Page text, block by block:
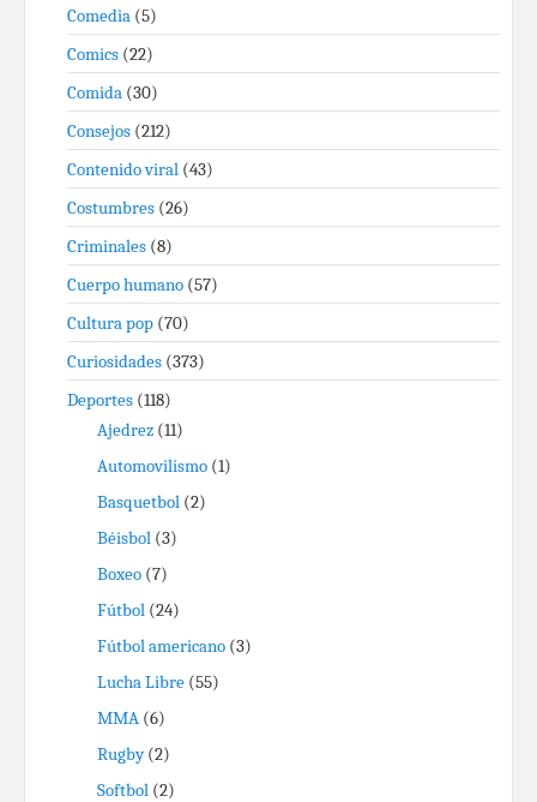
Comedia (5)
Comics (22)
Comida (30)
Consejos (212)
Contenido viral (43)
Costumbres (26)
Criminales (8)
Cuerpo humano (57)
Cultura pop (70)
Curiosidades (373)
Deportes (118)
Ajedrez (11)
Automovilismo (1)
Basquetbol (2)
Béisbol (3)
Boxeo (7)
Fútbol (24)
Fútbol americano (3)
Lucha Libre (55)
MMA (6)
Rugby(2)
Softbol (2)